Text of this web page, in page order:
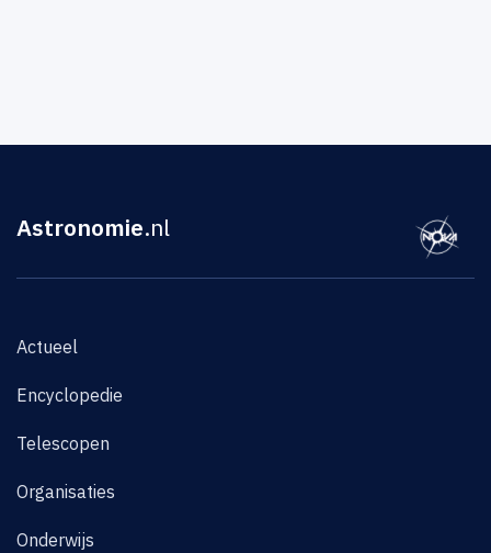
Astronomie.nl
Actueel
Encyclopedie
Telescopen
Organisaties
Onderwijs